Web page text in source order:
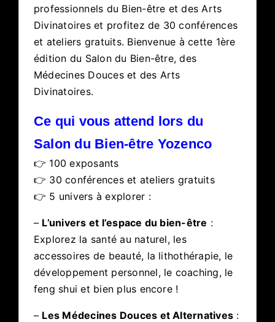
professionnels du Bien-être et des Arts
Divinatoires et profitez de 30 conférences
et ateliers gratuits. Bienvenue à cette 1ère
édition du Salon du Bien-être, des
Médecines Douces et des Arts
Divinatoires.
Ce qui vous attend lors du
Salon du Bien-être Yozenco
👉 100 exposants
👉 30 conférences et ateliers gratuits
👉 5 univers à explorer :
– L’univers et l’espace du bien-être :
Explorez la santé au naturel, les
accessoires de beauté, la lithothérapie, le
développement personnel, le coaching, le
feng shui et bien plus encore !
– Les Médecines Douces et Alternatives :